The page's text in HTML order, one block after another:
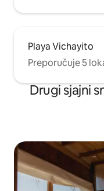
Playa Vichayito
Preporučuje 5
Drugi sjajni